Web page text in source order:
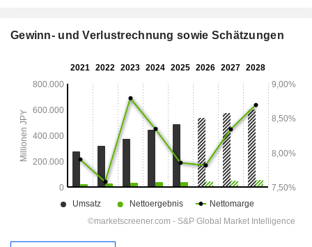
Gewinn- und Verlustrechnung sowie Schätzungen